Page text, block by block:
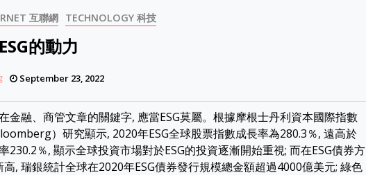
互聯網 TECHNOLOGY 科技
的動力
September 23, 2022
金融、商管文章的關鍵字, 應當ESG莫屬。根據摩根士丹利資本國際指數
）研究顯示, 2020年ESG全球股票指數成長率為280.3％, 遠高於
230.2％, 顯示全球投資市場對於ESG的投資逐漸開始重視; 而在ESG債券方
, 瑞銀統計全球在2020年ESG債券發行規模總金額超過4000億美元; 綠色